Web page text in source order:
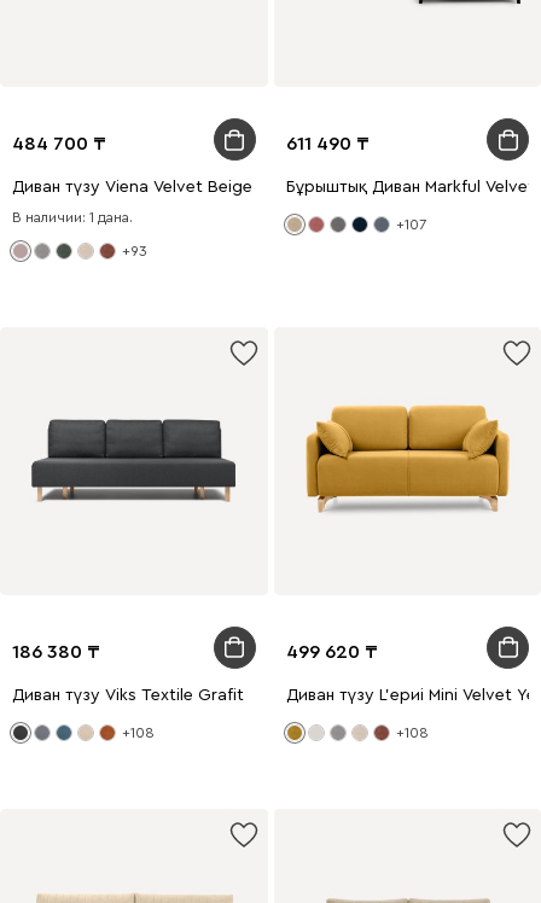
484 700
Диван түзу Viena Velvet Beige
В наличии: 1 дана.
+93
611 490
Бұрыштық Диван Markful Velvet
+107
186 380
Диван түзу Viks Textile Grafit
+108
499 620
Диван түзу L'ериi Mini Velvet
+108